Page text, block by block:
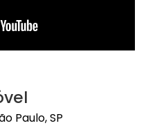
Paulo, SP